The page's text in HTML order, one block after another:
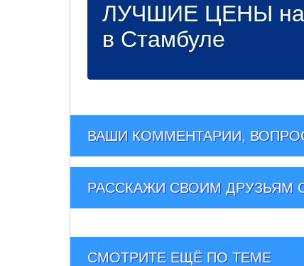
ЛУЧШИЕ ЦЕНЫ на
в Стамбуле
ВАШИ КОММЕНТАРИИ,
РАССКАЖИ СВОИМ ДРУЗЬЯМ
СМОТРИТЕ ЕЩЁ ПО ТЕМЕ